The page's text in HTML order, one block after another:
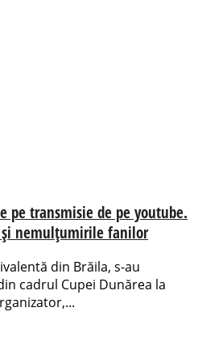
pe transmisie de pe youtube.
și nemulțumirile fanilor
din Brăila, s-au
cadrul Cupei Dunărea la